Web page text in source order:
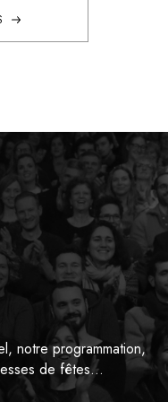
notre programmation,
de fêtes…